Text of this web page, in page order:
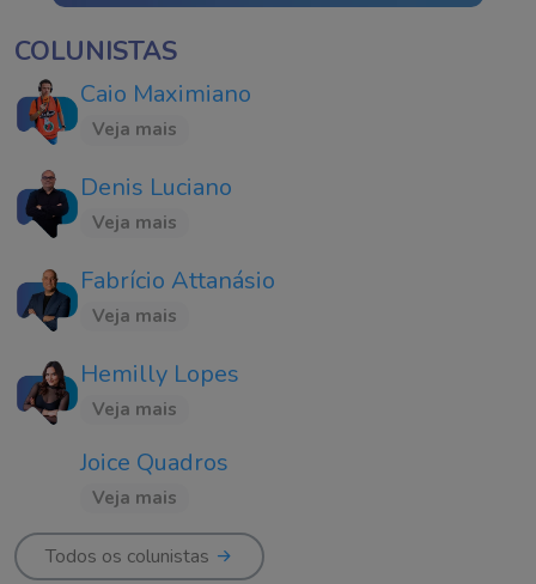
COLUNISTAS
Caio Maximiano
Veja mais
Denis Luciano
Veja mais
Fabrício Attanásio
Veja mais
Hemilly Lopes
Veja mais
Joice Quadros
Veja mais
Todos os colunistas